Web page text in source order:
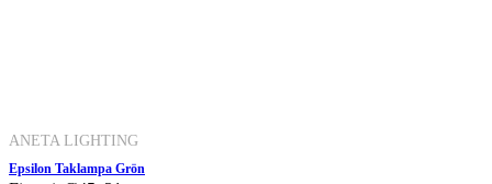
ANETA LIGHTING
Epsilon Taklampa Grön